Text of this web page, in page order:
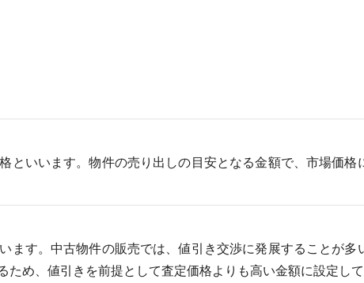
といいます。物件の売り出しの目安となる金額で、市場価格
ます。中古物件の販売では、値引き交渉に発展することが多
め、値引きを前提として査定価格よりも高い金額に設定して